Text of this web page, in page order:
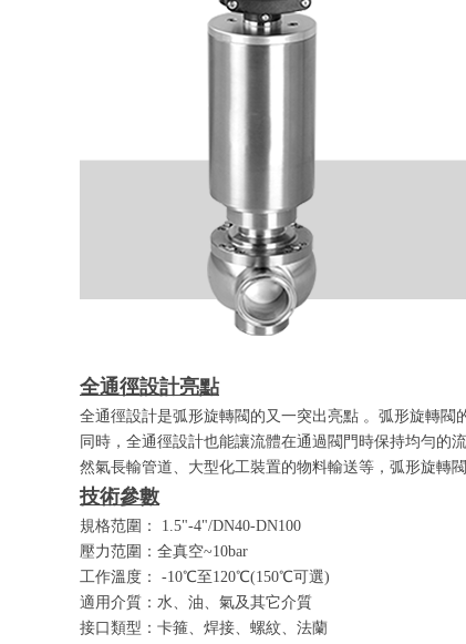
全通徑設計亮點
全通徑設計是弧形旋轉閥的又一突出亮點 。弧形旋轉閥
同時，全通徑設計也能讓流體在通過閥門時保持均勻的
然氣長輸管道、大型化工裝置的物料輸送等，弧形旋轉
技術參數
規格范圍： 1.5"-4"/DN40-DN100
壓力范圍：全真空~10bar
工作溫度： -10℃至120℃(150℃可選)
適用介質：水、油、氣及其它介質
接口類型：卡箍、焊接、螺紋、法蘭